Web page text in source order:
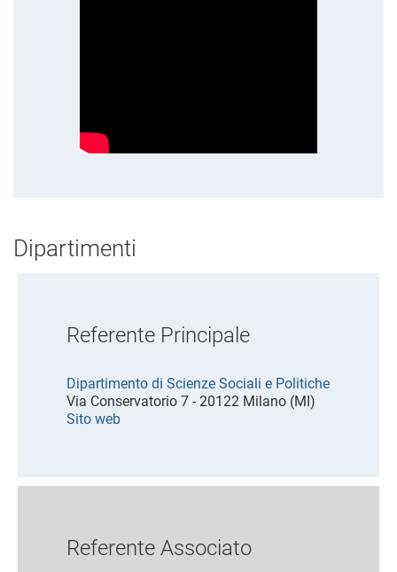
Dipartimenti
Referente Principale
Dipartimento di Scienze Sociali e Politiche
Via Conservatorio 7 - 20122 Milano (MI)
Sito web
Referente Associato